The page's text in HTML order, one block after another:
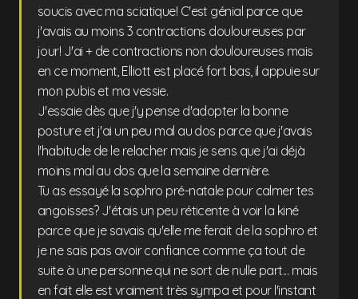
soucis avec ma sciatique! C'est génial parce que
j'avais au moins 3 contractions douloureuses par
jour! J'ai + de contractions non douloureuses mais
en ce moment, Elliott est placé fort bas, il appuie sur
mon pubis et ma vessie.
J'essaie dès que j'y pense d'adopter la bonne
posture et j'ai un peu mal au dos parce que j'avais
l'habitude de le relacher mais je sens que j'ai déjà
moins mal au dos que la semaine dernière.
Tu as essayé la sophro pré-natale pour calmer tes
angoisses? J'étais un peu réticente à voir la kiné
parce que je savais qu'elle me ferait de la sophro et
je ne sais pas avoir confiance comme ça tout de
suite à une personne qui ne sort de nulle part... mais
en fait elle est vraiment très sympa et pour l'instant